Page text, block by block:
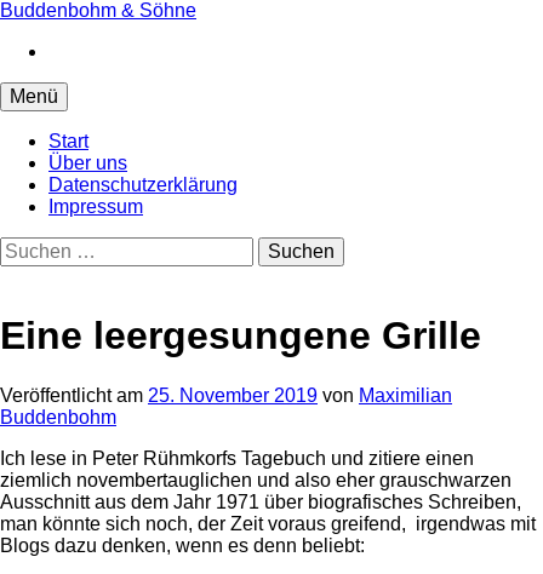
Springe
Inhalt
Buddenbohm & Söhne
Menü
Start
Über uns
Datenschutzerklärung
Impressum
Suchen
nach:
Eine leergesungene Grille
Veröffentlichtam 25. November 2019 von Maximilian
Buddenbohm
Ich lese in Peter Rühmkorfs Tagebuch und zitiere einen
ziemlich novembertauglichen und also eher grauschwarzen
Ausschnitt aus dem Jahr 1971 über biografisches Schreiben,
man könnte sich noch, der Zeit voraus greifend, irgendwas mit
Blogs dazu denken, wenn es denn beliebt: